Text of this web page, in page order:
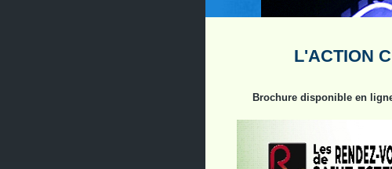
L'ACTION
Brochure disponible en